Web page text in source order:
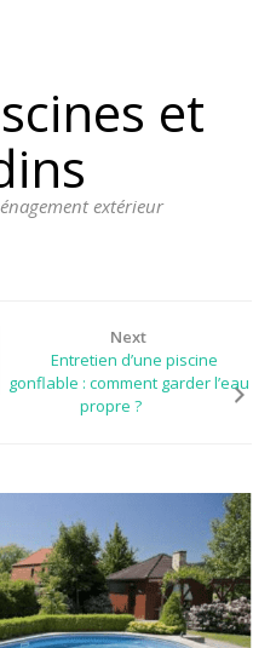
et
extérieur
Next
Entretien d’une piscine
gonflable : comment garder l’eau
propre ?